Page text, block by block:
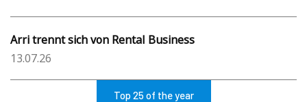
Arri trennt sich von Rental Business
13.07.26
Top 25 of the year